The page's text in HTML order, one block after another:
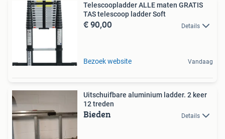
Telescoopladder ALLE maten GRATIS
TAS telescoop ladder Soft
€ 90,00 Details
Bezoek website Vandaag
Uitschuifbare aluminium ladder. 2 keer
12 treden
Bieden Details